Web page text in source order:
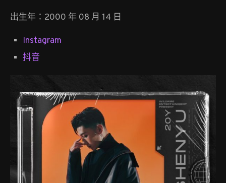
出生年：2000 年 08 月 14 日
Instagram
抖音